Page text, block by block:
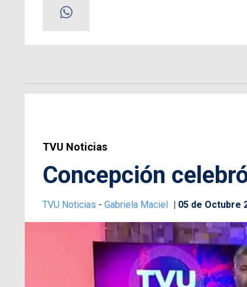
TVU Noticias
Concepción
TVU Noticias - Gabriela Maciel 05 de Octubre